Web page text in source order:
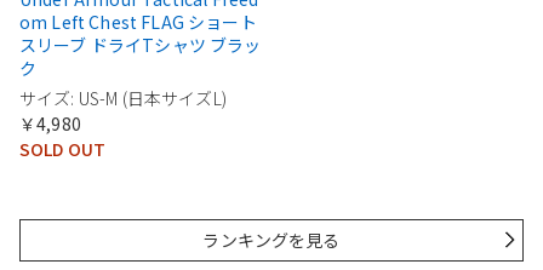
om Left Chest FLAG ショート
スリーブ ドライTシャツ ブラッ
ク
サイズ: US-M (日本サイズL)
￥4,980
SOLD OUT
ランキングを見る